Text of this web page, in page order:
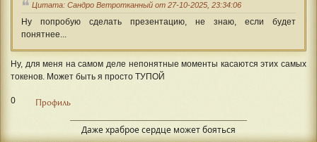
Цитата: Сандро Ветротканный от 27-10-2025, 23:34:06
Ну попробую сделать презентацию, не знаю, если будет
понятнее...
Ну, для меня на самом деле непонятные моменты касаются этих самых
токенов. Может быть я просто ТУПОЙ
0 Профиль
Даже храброе сердце может бояться